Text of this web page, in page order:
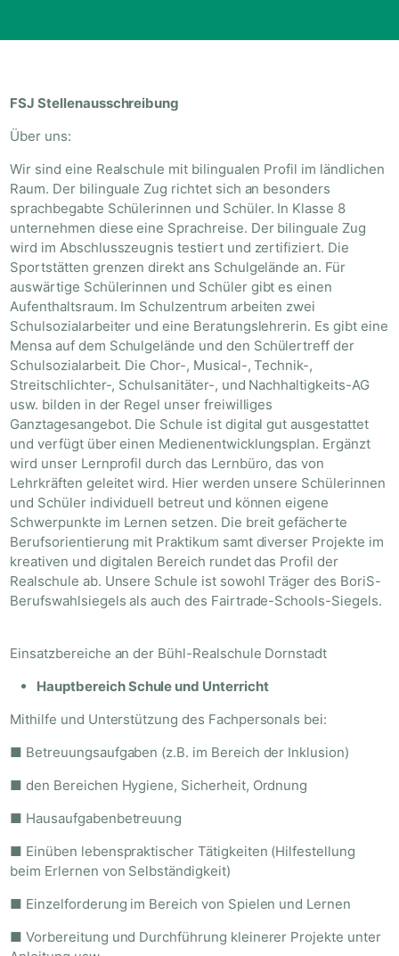
FSJ Stellenausschreibung
Über uns:
Wir sind eine Realschule mit bilingualen Profil im ländlichen
Raum. Der bilinguale Zug richtet sich an besonders
sprachbegabte Schülerinnen und Schüler. In Klasse 8
unternehmen diese eine Sprachreise. Der bilinguale Zug
wird im Abschlusszeugnis testiert und zertifiziert. Die
Sportstätten grenzen direkt ans Schulgelände an. Für
auswärtige Schülerinnen und Schüler gibt es einen
Aufenthaltsraum. Im Schulzentrum arbeiten zwei
Schulsozialarbeiter und eine Beratungslehrerin. Es gibt eine
Mensa auf dem Schulgelände und den Schülertreff der
Schulsozialarbeit. Die Chor-, Musical-, Technik-,
Streitschlichter-, Schulsanitäter-, und Nachhaltigkeits-AG
usw. bilden in der Regel unser freiwilliges
Ganztagesangebot. Die Schule ist digital gut ausgestattet
und verfügt über einen Medienentwicklungsplan. Ergänzt
wird unser Lernprofil durch das Lernbüro, das von
Lehrkräften geleitet wird. Hier werden unsere Schülerinnen
und Schüler individuell betreut und können eigene
Schwerpunkte im Lernen setzen. Die breit gefächerte
Berufsorientierung mit Praktikum samt diverser Projekte im
kreativen und digitalen Bereich rundet das Profil der
Realschule ab. Unsere Schule ist sowohl Träger des BoriS-
Berufswahlsiegels als auch des Fairtrade-Schools-Siegels.
Einsatzbereiche an der Bühl-Realschule Dornstadt
Hauptbereich Schule und Unterricht
Mithilfe und Unterstützung des Fachpersonals bei:
■ Betreuungsaufgaben (z.B. im Bereich der Inklusion)
■ den Bereichen Hygiene, Sicherheit, Ordnung
■ Hausaufgabenbetreuung
■ Einüben lebenspraktischer Tätigkeiten (Hilfestellung
beim Erlernen von Selbständigkeit)
■ Einzelforderung im Bereich von Spielen und Lernen
■ Vorbereitung und Durchführung kleinerer Projekte unter